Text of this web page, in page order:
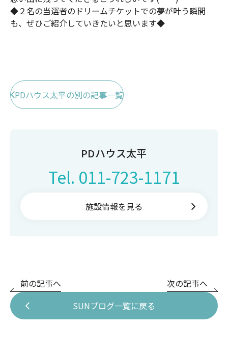
◆２名の当選者のドリームチケットでの夢が叶う瞬間
も、ぜひご紹介していきたいと思います◆
PDハウス太平の別の記事一覧
PDハウス太平
Tel. 011-723-1171
施設情報を見る
前の記事へ
SUNブログ一覧に戻る
次の記事へ